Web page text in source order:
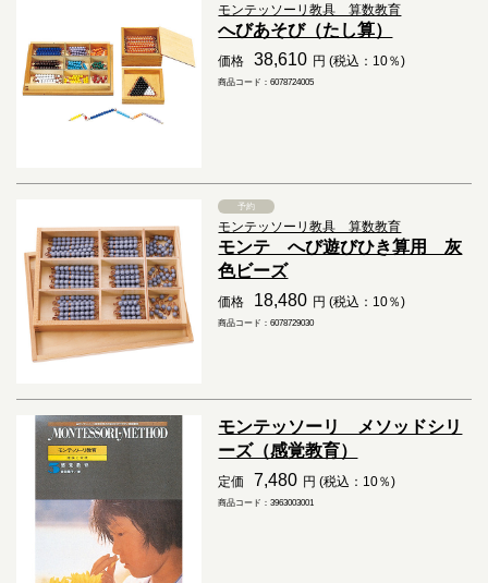
モンテッソーリ教具 算数教育
へびあそび（たし算）
価格 38,610 円 (税込：10％)
商品コード：6078724005
予約
モンテッソーリ教具 算数教育
モンテ へび遊びひき算用 灰
色ビーズ
価格 18,480 円 (税込：10％)
商品コード：6078729030
モンテッソーリ メソッドシリ
ーズ（感覚教育）
定価 7,480 円 (税込：10％)
商品コード：3963003001